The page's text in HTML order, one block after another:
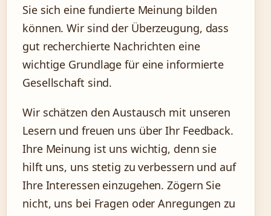
Sie sich eine fundierte Meinung bilden
können. Wir sind der Überzeugung, dass
gut recherchierte Nachrichten eine
wichtige Grundlage für eine informierte
Gesellschaft sind.
Wir schätzen den Austausch mit unseren
Lesern und freuen uns über Ihr Feedback.
Ihre Meinung ist uns wichtig, denn sie
hilft uns, uns stetig zu verbessern und auf
Ihre Interessen einzugehen. Zögern Sie
nicht, uns bei Fragen oder Anregungen zu